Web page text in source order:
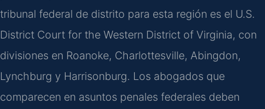
tribunal federal de distrito para esta región es el U.S.
District Court for the Western District of Virginia, con
divisiones en Roanoke, Charlottesville, Abingdon,
Lynchburg y Harrisonburg. Los abogados que
comparecen en asuntos penales federales deben